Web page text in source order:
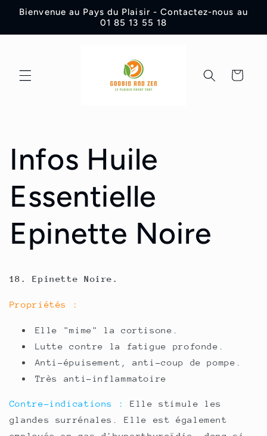
zum
Bienvenue au Pays du Plaisir - Contactez-nous au
01 85 13 55 18
Warenkorb
Infos Huile
Essentielle
Epinette Noire
18. Epinette Noire.
Propriétés :
Elle "mime" la cortisone.
Lutte contre la fatigue profonde.
Anti-épuisement, anti-coup de pompe.
Très anti-inflammatoire
Contre-indications :
Elle stimule les
glandes surrénales. Elle est également